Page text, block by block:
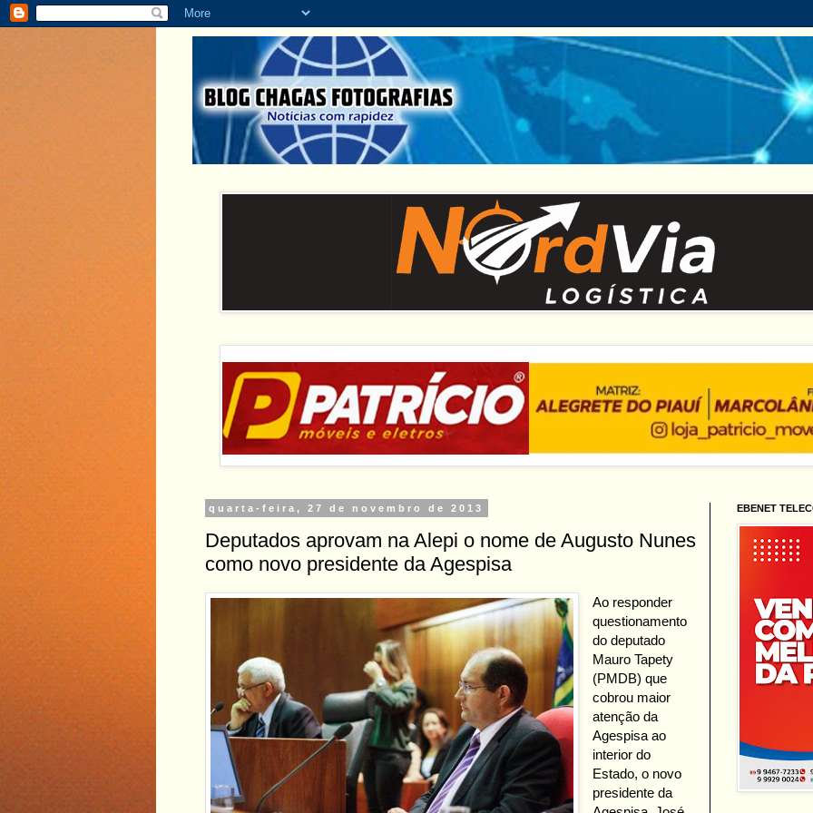
quarta-feira, 27 de novembro de 2013
Deputados aprovam na Alepi o nome de Augusto Nunes
como novo presidente da Agespisa
Ao responder
questionamento
do deputado
Mauro Tapety
(PMDB) que
cobrou maior
atenção da
Agespisa ao
interior do
Estado, o novo
presidente da
EBENET